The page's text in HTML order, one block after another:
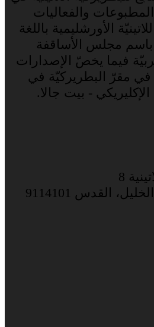
والفعاليات
الأورشليمية باللغة
باسم مجلس الأساقفة
فيما يخصّ الإصدارات
في مقرّ البطريركيّة في
- بيت جالا.
8